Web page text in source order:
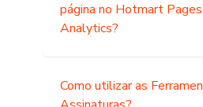
página no Hotmart
Analytics?
Como utilizar as